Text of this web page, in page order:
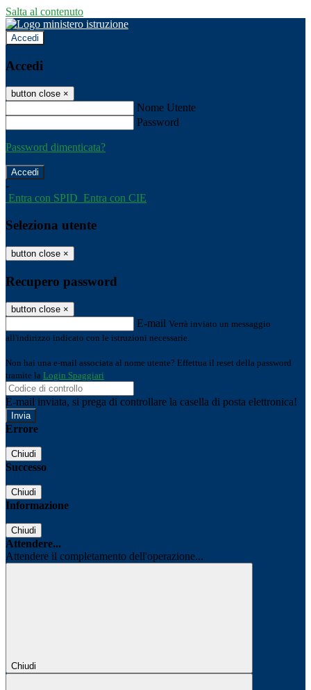
Salta al contenuto
Accedi
Accedi
button close ×
Nome Utente
Password
Password dimenticata?
-
Entra con SPID Entra con CIE
Seleziona utente
button close ×
Recupero password
button close ×
E-mail Verrà inviato un messaggio
all'indirizzo indicato con le istruzioni necessarie.
Non hai una e-mail associata al nome utente? Effettua il reset della password
tramite la Login Spaggiari
E-mail inviata, si prega di controllare la casella di posta elettronica!
Errore
Chiudi
Successo
Chiudi
Informazione
Chiudi
Attendere...
Attendere il completamento dell'operazione...
Chiudi